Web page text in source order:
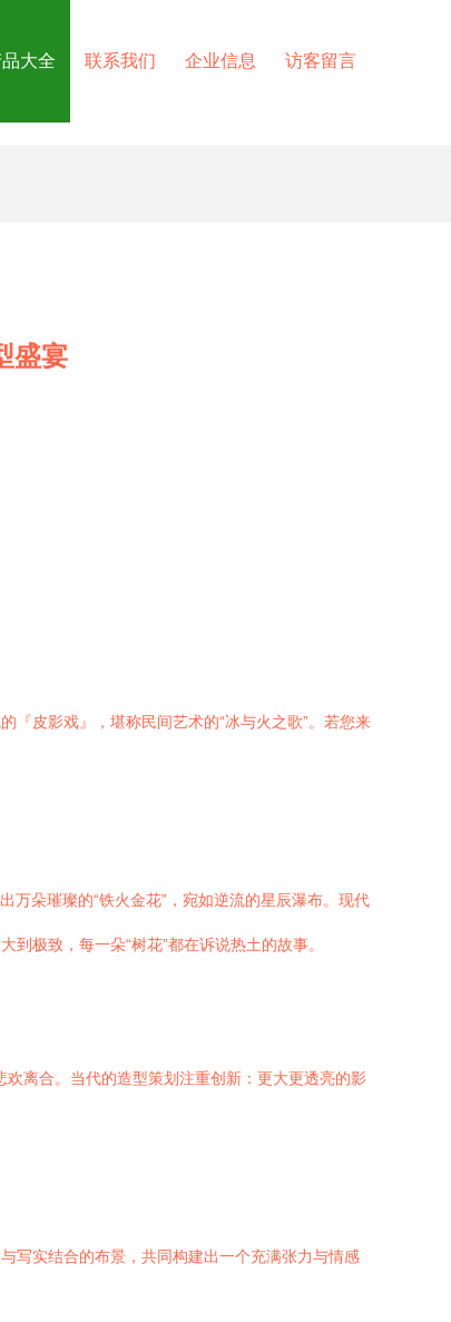
大全 联系我们 企业信息 访客留言
盛宴
『皮影戏』，堪称民间艺术的“冰与火之歌”。若您来
朵璀璨的“铁火金花”，宛如逆流的星辰瀑布。现代
极致，每一朵“树花”都在诉说热土的故事。
离合。当代的造型策划注重创新：更大更透亮的影
写实结合的布景，共同构建出一个充满张力与情感